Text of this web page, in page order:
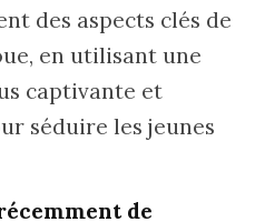
des aspects clés de
en utilisant une
captivante et
séduire les jeunes
de